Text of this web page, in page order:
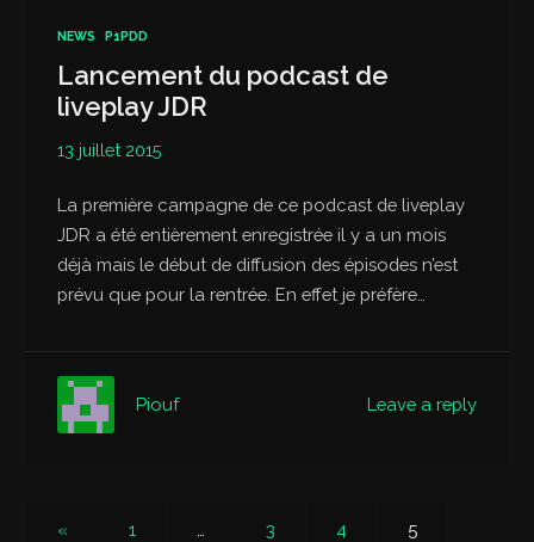
NEWS P1PDD
Lancement du podcast de
liveplay JDR
13 juillet 2015
La première campagne de ce podcast de liveplay
JDR a été entièrement enregistrée il y a un mois
déjà mais le début de diffusion des épisodes n’est
prévu que pour la rentrée. En effet je préfère…
Leave a reply
Piouf
« 1 3 4 5